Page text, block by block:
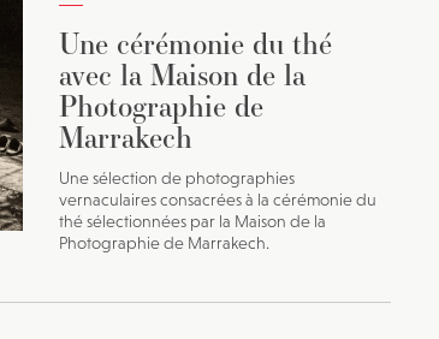
Une cérémonie du thé
avec la Maison de la
Photographie de
Marrakech
Une sélection de photographies
vernaculaires consacrées à la cérémonie du
thé sélectionnées par la Maison de la
Photographie de Marrakech.